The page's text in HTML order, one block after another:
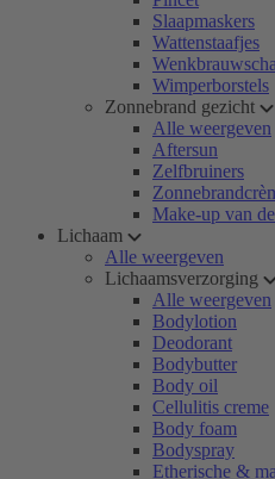
Slaapmaskers
Wattenstaafjes
Wimperborstels
Zonnebrand gezicht
Alle weergeven
Aftersun
Zelfbruiners
Make-up van
Lichaam
Alle weergeven
Lichaamsverzorging
Alle weergeven
Bodylotion
Deodorant
Bodybutter
Body oil
Cellulitis creme
Body foam
Bodyspray
Etherische &